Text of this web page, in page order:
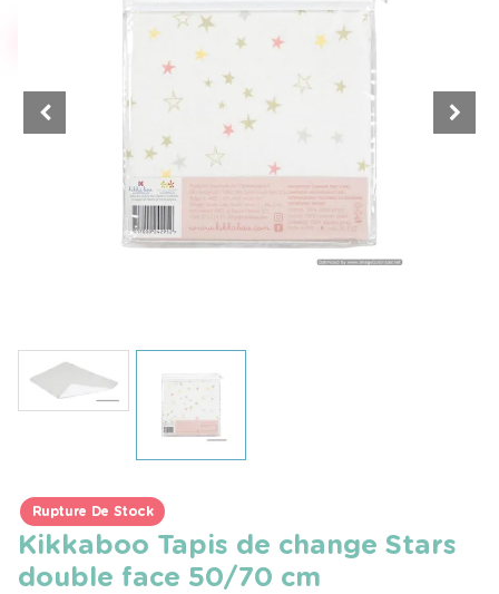
Rupture De Stock
Kikkaboo Tapis de change Stars
double face 50/70 cm